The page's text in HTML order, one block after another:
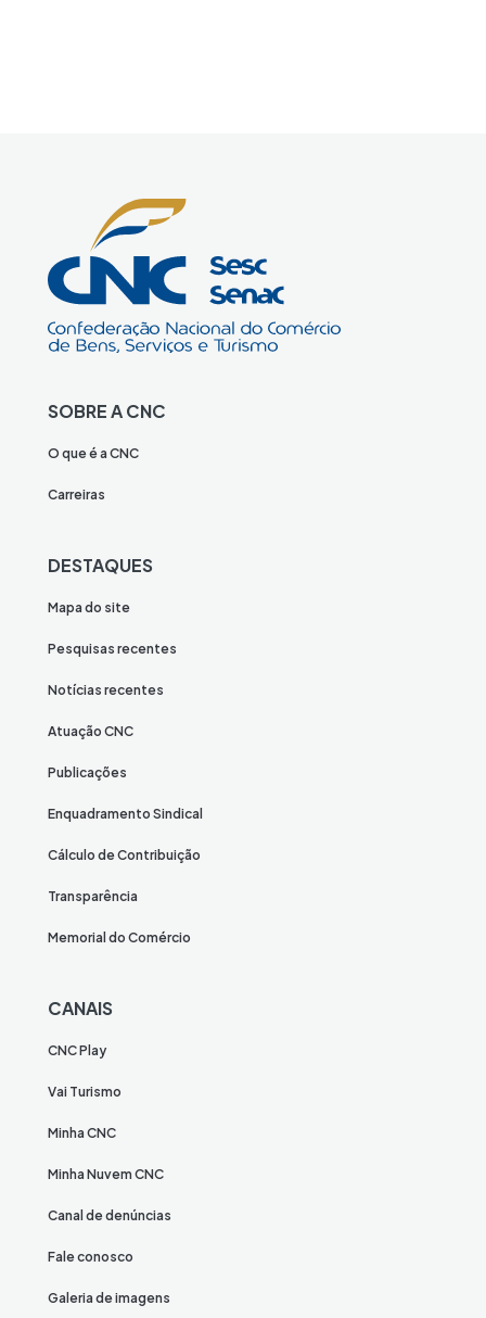
SOBRE A CNC
O que é a CNC
Carreiras
DESTAQUES
Mapa do site
Pesquisas recentes
Notícias recentes
Atuação CNC
Publicações
Enquadramento Sindical
Cálculo de Contribuição
Transparência
Memorial do Comércio
CANAIS
CNC Play
Vai Turismo
Minha CNC
Minha Nuvem CNC
Canal de denúncias
Fale conosco
Galeria de imagens